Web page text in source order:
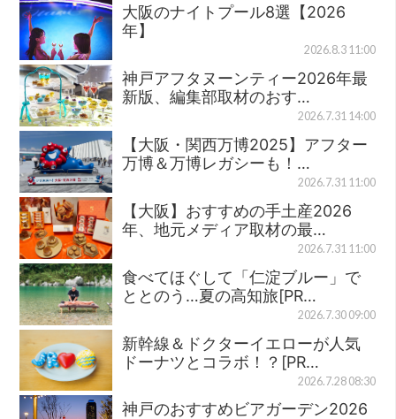
大阪のナイトプール8選【2026
年】
2026.8.3 11:00
神戸アフタヌーンティー2026年最
新版、編集部取材のおす…
2026.7.31 14:00
【大阪・関西万博2025】アフター
万博＆万博レガシーも！…
2026.7.31 11:00
【大阪】おすすめの手土産2026
年、地元メディア取材の最…
2026.7.31 11:00
食べてほぐして「仁淀ブルー」で
ととのう…夏の高知旅[PR…
2026.7.30 09:00
新幹線＆ドクターイエローが人気
ドーナツとコラボ！？[PR…
2026.7.28 08:30
神戸のおすすめビアガーデン2026